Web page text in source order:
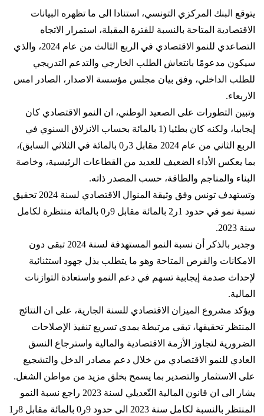
يتوقع البنك المركزي التونسي، استنادا الى ما تظهره البيانات
الاقتصادية المتاحة بالنسبة للفترة المقبلة، استمرار الاتجاه
التصاعدي للنمو الاقتصادي في الربع الثالث من عام 2024، والذي
سيكون مدعومًا بانتعاش الطلب الخارجي والتدعم التدريجي
للطلب الداخلي، وفق بيان مجلس مؤسسة الاصدار، الصادر امس
الاربعاء.
وتبين التطورات على الصعيد الوطني، ان النمو الاقتصادي كان
إيجابيا، ولكنه كان بطئيا (1 بالمائة بحساب الانزلاق السنوي في
الربع الثاني من عام 2024 مقابل 3ر0 بالمائة في الثلاثي السابق)،
بما يعكس الأداء الضعيف للعديد من القطاعات الرئيسية، وخاصة
البناء والمناجم والطاقة، حسب المصدر ذاته.
وتستهدف تونس وفق وثيقة المنوال الاقتصادي لسنة 2024 تحقيق
نسبة نمو في حدود 1ر2 بالمائة مقابل 9ر0 بالمائة منتظرة لكامل
سنة 2023.
وجدير بالذكر أن نسبة النمو المستهدفة لسنة 2024 تبقى دون
الامكانات والفرص المتاحة وهو ما يتطلب بذل جهود استثنائية
لإحداث صدمة إيجابية تسهم في دعم النمو واستعادة التوازنات
المالية.
ويؤكد مشروع الميزان الاقتصادي للسنة الجارية، على ان النتائج
المنتظر تحقيقها، تبقى مرتبطة بمدى تسريع تنفيذ الإصلاحات
الضرورية لتجاوز الأزمة الاقتصادية والمالية واسترجاع النسق
العادي للنمو الاقتصادي من خلال دعم مصادر الدخل والتشجيع
على الاستثمار والتصدير بما يسمح بخلق مزيد من مواطن الشغل.
يشار الى ان قانون المالية التّعديلي لسنة 2023 راجع نسبة النمو
المنتظر بالنسبة لكامل سنة 2023 الى حدود 9ر0 بالمائة مقابل 8ر1